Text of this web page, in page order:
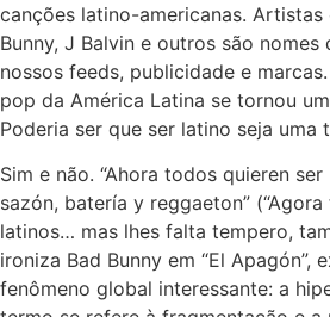
canções latino-americanas.
Bunny, J Balvin e outros são nomes
nossos feeds, publicidade e
pop da América Latina se tornou
Poderia ser que ser latino seja uma
Sim e não. “Ahora todos quieren
sazón, batería y reggaeton”
latinos… mas lhes falta tempero,
ironiza Bad Bunny em “El Apagón”,
fenômeno global interessante: a